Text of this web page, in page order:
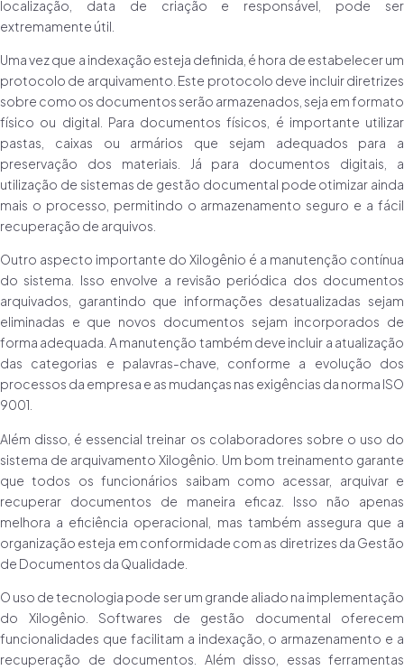
localização, data de criação e responsável, pode ser
extremamente útil.
Uma vez que a indexação esteja definida, é hora de estabelecer um
protocolo de arquivamento. Este protocolo deve incluir diretrizes
sobre como os documentos serão armazenados, seja em formato
físico ou digital. Para documentos físicos, é importante utilizar
pastas, caixas ou armários que sejam adequados para a
preservação dos materiais. Já para documentos digitais, a
utilização de sistemas de gestão documental pode otimizar ainda
mais o processo, permitindo o armazenamento seguro e a fácil
recuperação de arquivos.
Outro aspecto importante do Xilogênio é a manutenção contínua
do sistema. Isso envolve a revisão periódica dos documentos
arquivados, garantindo que informações desatualizadas sejam
eliminadas e que novos documentos sejam incorporados de
forma adequada. A manutenção também deve incluir a atualização
das categorias e palavras-chave, conforme a evolução dos
processos da empresa e as mudanças nas exigências da norma ISO
9001.
Além disso, é essencial treinar os colaboradores sobre o uso do
sistema de arquivamento Xilogênio. Um bom treinamento garante
que todos os funcionários saibam como acessar, arquivar e
recuperar documentos de maneira eficaz. Isso não apenas
melhora a eficiência operacional, mas também assegura que a
organização esteja em conformidade com as diretrizes da Gestão
de Documentos da Qualidade.
O uso de tecnologia pode ser um grande aliado na implementação
do Xilogênio. Softwares de gestão documental oferecem
funcionalidades que facilitam a indexação, o armazenamento e a
recuperação de documentos. Além disso, essas ferramentas